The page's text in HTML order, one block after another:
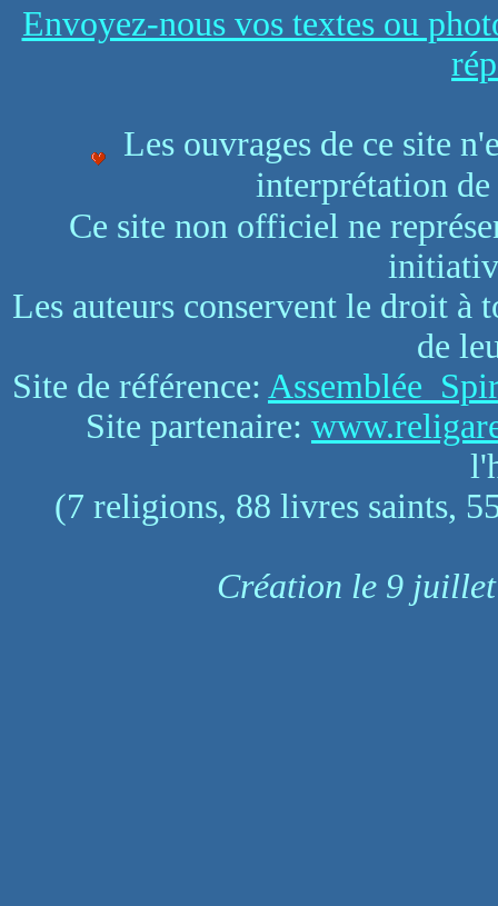
Envoyez-nous vos textes ou
Les ouvrages de ce site
interprétation
Ce site non officiel ne
Les auteurs conservent le droit
de
Site de référence: Assemblée
Site partenaire:
(7 religions, 88 livres saints,
Création le 9